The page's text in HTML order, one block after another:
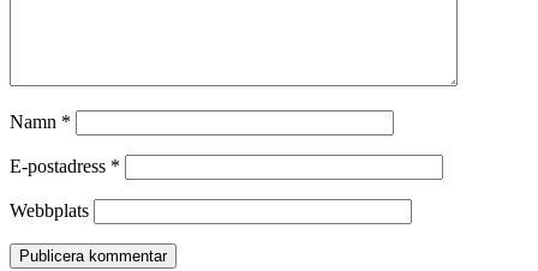
Namn *
E-postadress *
Webbplats